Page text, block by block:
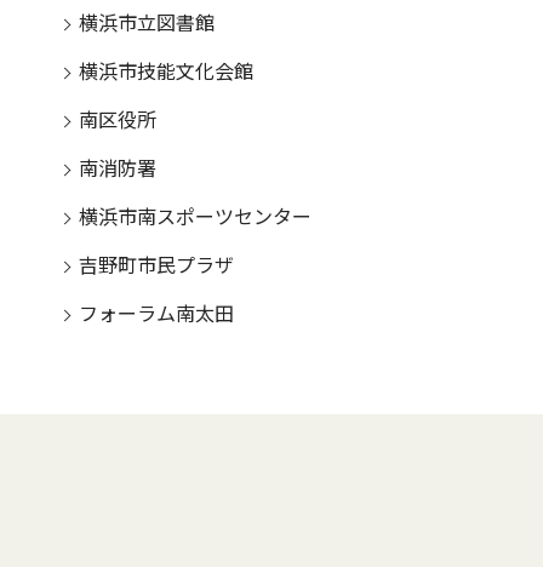
横浜市立図書館
横浜市技能文化会館
南区役所
南消防署
横浜市南スポーツセンター
吉野町市民プラザ
フォーラム南太田